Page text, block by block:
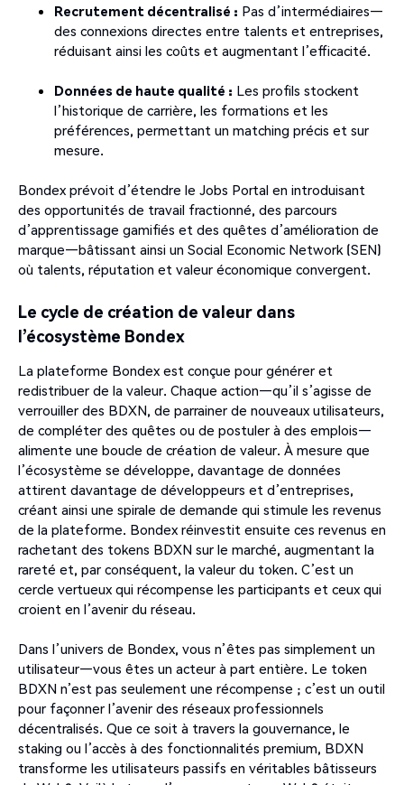
Recrutement décentralisé : Pas d’intermédiaires—
des connexions directes entre talents et entreprises,
réduisant ainsi les coûts et augmentant l’efficacité.
Données de haute qualité : Les profils stockent
l’historique de carrière, les formations et les
préférences, permettant un matching précis et sur
mesure.
Bondex prévoit d’étendre le Jobs Portal en introduisant
des opportunités de travail fractionné, des parcours
d’apprentissage gamifiés et des quêtes d’amélioration de
marque—bâtissant ainsi un Social Economic Network (SEN)
où talents, réputation et valeur économique convergent.
Le cycle de création de valeur dans
l’écosystème Bondex
La plateforme Bondex est conçue pour générer et
redistribuer de la valeur. Chaque action—qu’il s’agisse de
verrouiller des BDXN, de parrainer de nouveaux utilisateurs,
de compléter des quêtes ou de postuler à des emplois—
alimente une boucle de création de valeur. À mesure que
l’écosystème se développe, davantage de données
attirent davantage de développeurs et d’entreprises,
créant ainsi une spirale de demande qui stimule les revenus
de la plateforme. Bondex réinvestit ensuite ces revenus en
rachetant des tokens BDXN sur le marché, augmentant la
rareté et, par conséquent, la valeur du token. C’est un
cercle vertueux qui récompense les participants et ceux qui
croient en l’avenir du réseau.
Dans l’univers de Bondex, vous n’êtes pas simplement un
utilisateur—vous êtes un acteur à part entière. Le token
BDXN n’est pas seulement une récompense ; c’est un outil
pour façonner l’avenir des réseaux professionnels
décentralisés. Que ce soit à travers la gouvernance, le
staking ou l’accès à des fonctionnalités premium, BDXN
transforme les utilisateurs passifs en véritables bâtisseurs